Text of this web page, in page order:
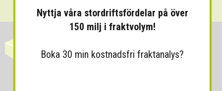
Nyttja våra stordriftsfördelar på över
150 milj i fraktvolym!
Boka 30 min kostnadsfri fraktanalys?